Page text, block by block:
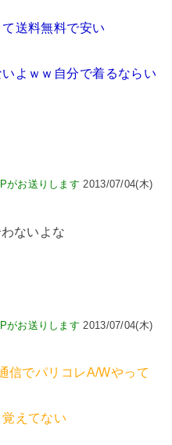
送料無料で安い
よｗｗ自分で着るならい
がお送りします 2013/07/04(木)
ないよな
がお送りします 2013/07/04(木)
信でパリコレA/Wやって
えてない